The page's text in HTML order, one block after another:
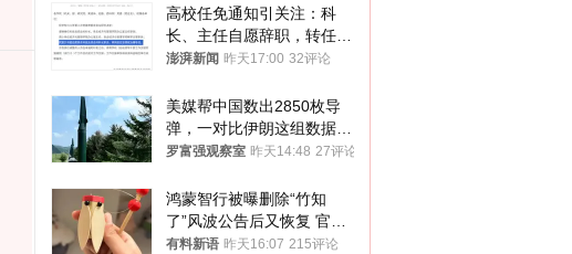
高校任免通知引关注：科
长、主任自愿辞职，转任思
政辅导员
澎湃新闻 昨天17:00 32评论
美媒帮中国数出2850枚导
弹，一对比伊朗这组数据，
发现出大事了
罗富强观察室 昨天14:48 27评论
鸿蒙智行被曝删除“竹知
了”风波公告后又恢复 官媒
曾力挺：劝华为要大度的，
有料新语 昨天16:07 215评论